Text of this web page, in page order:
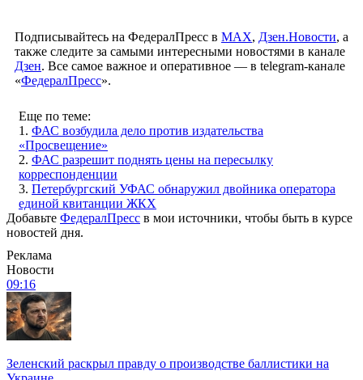
Подписывайтесь на ФедералПресс в МАХ, Дзен.Новости, а
также следите за самыми интересными новостями в канале
Дзен. Все самое важное и оперативное — в telegram-канале
«ФедералПресс».
Еще по теме:
1. ФАС возбудила дело против издательства
«Просвещение»
2. ФАС разрешит поднять цены на пересылку
корреспонденции
3. Петербургский УФАС обнаружил двойника оператора
единой квитанции ЖКХ
Добавьте ФедералПресс в мои источники, чтобы быть в курсе
новостей дня.
Реклама
Новости
09:16
Зеленский раскрыл правду о производстве баллистики на